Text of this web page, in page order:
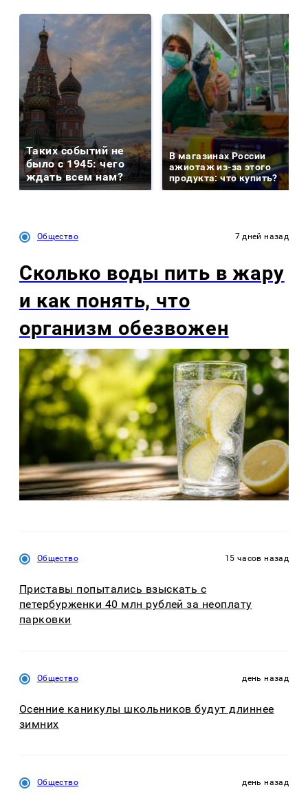
Таких событий не
было с 1945: чего
ждать всем нам?
В магазинах России
ажиотаж из-за этого
продукта: что купить?
Общество 7 дней назад
Сколько воды пить в жару
и как понять, что
организм обезвожен
Общество 15 часов назад
Приставы попытались взыскать с
петербурженки 40 млн рублей за неоплату
парковки
Общество день назад
Осенние каникулы школьников будут длиннее
зимних
Общество день назад